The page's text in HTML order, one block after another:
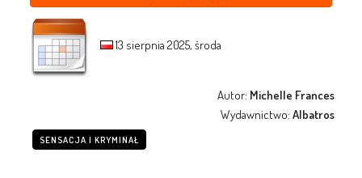
13 sierpnia 2025, środa
Autor: Michelle Frances
Wydawnictwo:Albatros
SENSACJA I KRYMINAŁ